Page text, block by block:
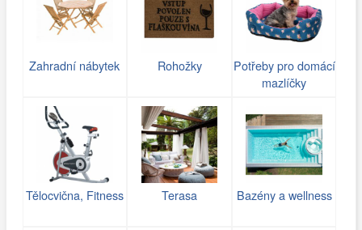
Zahradní nábytek Rohožky
Potřeby pro domácí
mazlíčky
Tělocvična, Fitness Terasa Bazény a wellness